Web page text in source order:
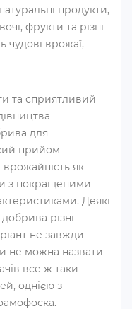
продукти,
фрукти та різні
чудові врожаї,
та сприятливий
для
прийом
врожайність як
з покращеними
Деякі
різні
не завжди
не можна назвати
все ж таки
однією з